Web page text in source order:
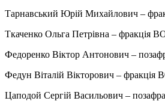
Тарнавський Юрій Михайлович –
Ткаченко Ольга Петрівна – фракція
Федоренко Віктор Антонович –
Федун Віталій Вікторович – фракція
Цаподой Сергій Васильович –